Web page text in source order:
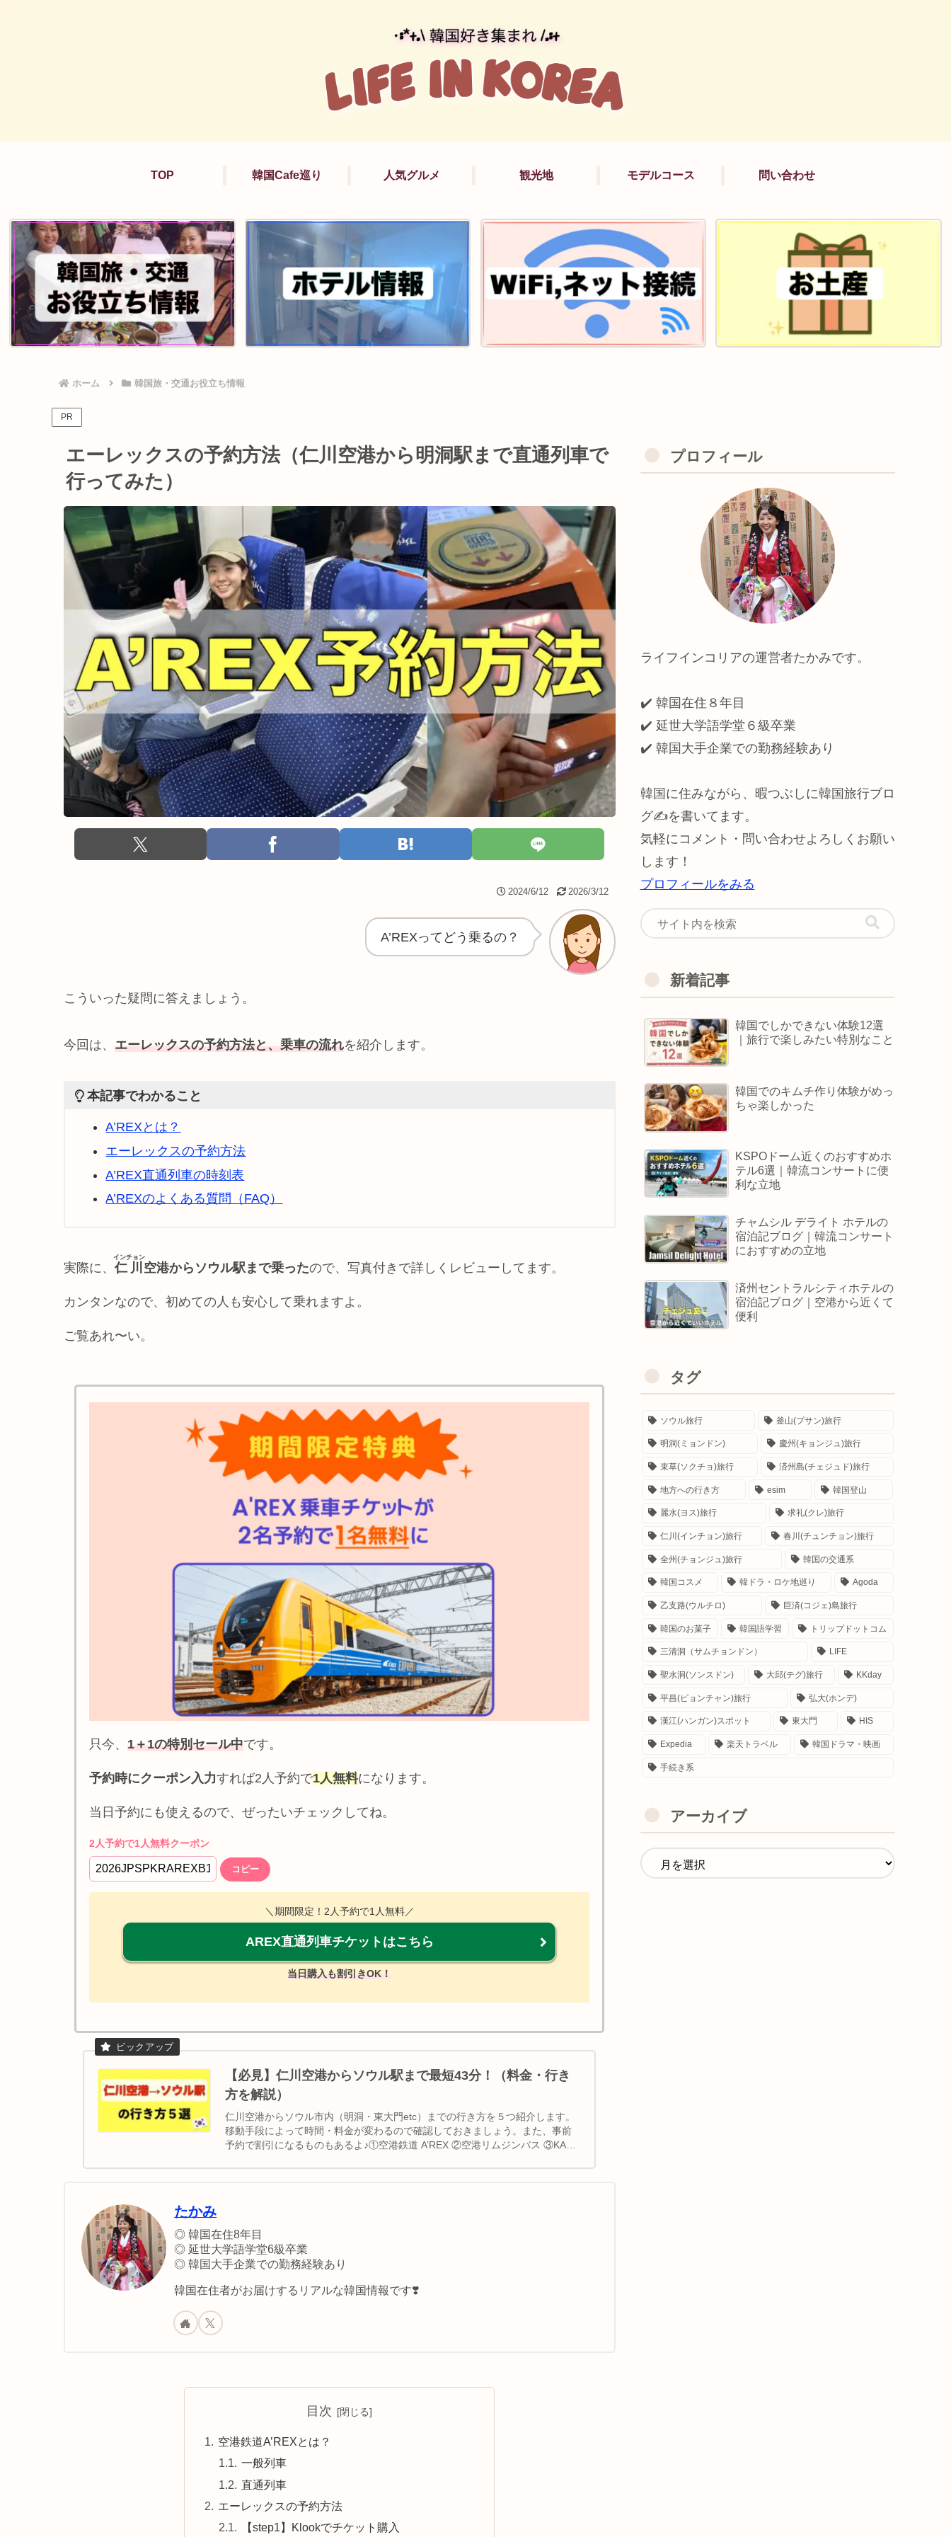
TOP 韓国Cafe巡り 人気グルメ 観光地 モデルコース 問い合わせ
ホーム 韓国旅・交通お役立ち情報
PR
エーレックスの予約方法（仁川空港から明洞駅まで直通列車で
行ってみた）
2024/6/12 2026/3/12
A’REXってどう乗るの？
こういった疑問に答えましょう。
今回は、 エーレックスの予約方法と、乗車の流れを紹介します。
本記事でわかること
A’REXとは？
エーレックスの予約方法
A’REX直通列車の時刻表
A’REXのよくある質問（FAQ）
実際に、 仁川
インチョン
空港からソウル駅まで乗ったので、写真付きで詳しくレビューしてます。
カンタンなので、初めての人も安心して乗れますよ。
ご覧あれ〜い。
只今、1＋1の特別セール中です。
予約時にクーポン入力すれば2人予約で1人無料になります。
当日予約にも使えるので、ぜったいチェックしてね。
2人予約で1人無料クーポン
コピー
＼期間限定！2人予約で1人無料／
AREX直通列車チケットはこちら
当日購入も割引きOK！
【必見】仁川空港からソウル駅まで最短43分！（料金・行き
方を解説）
仁川空港からソウル市内（明洞・東大門etc）までの行き方を５つ紹介します。
移動手段によって時間・料金が変わるので確認しておきましょう。また、事前
予約で割引になるものもあるよ♪①空港鉄道 A’REX ②空港リムジンバス ③KAL
たかみ
◎ 韓国在住8年目
◎ 延世大学語学堂6級卒業
◎ 韓国大手企業での勤務経験あり
韓国在住者がお届けするリアルな韓国情報です❣️
目次
空港鉄道A’REXとは？
一般列車
直通列車
エーレックスの予約方法
【step1】Klookでチケット購入
プロフィール
ライフインコリアの運営者たかみです。
✔️ 韓国在住８年目
✔️ 延世大学語学堂６級卒業
✔️ 韓国大手企業での勤務経験あり
韓国に住みながら、暇つぶしに韓国旅行ブロ
グ✍️を書いてます。
気軽にコメント・問い合わせよろしくお願い
します！
プロフィールをみる
新着記事
韓国でしかできない体験12選
｜旅行で楽しみたい特別なこと
韓国でのキムチ作り体験がめっ
ちゃ楽しかった
KSPOドーム近くのおすすめホ
テル6選｜韓流コンサートに便
利な立地
チャムシル デライト ホテルの
宿泊記ブログ｜韓流コンサート
におすすめの立地
済州セントラルシティホテルの
宿泊記ブログ｜空港から近くて
便利
タグ
ソウル旅行 釜山(プサン)旅行
明洞(ミョンドン) 慶州(キョンジュ)旅行
束草(ソクチョ)旅行 済州島(チェジュド)旅行
地方への行き方 esim 韓国登山
麗水(ヨス)旅行 求礼(クレ)旅行
仁川(インチョン)旅行 春川(チュンチョン)旅行
全州(チョンジュ)旅行 韓国の交通系
韓国コスメ 韓ドラ・ロケ地巡り Agoda
乙支路(ウルチロ) 巨済(コジェ)島旅行
韓国のお菓子 韓国語学習 トリップドットコム
三清洞（サムチョンドン） LIFE
聖水洞(ソンスドン) 大邱(テグ)旅行 KKday
平昌(ピョンチャン)旅行 弘大(ホンデ)
漢江(ハンガン)スポット 東大門 HIS
Expedia 楽天トラベル 韓国ドラマ・映画
手続き系
アーカイブ